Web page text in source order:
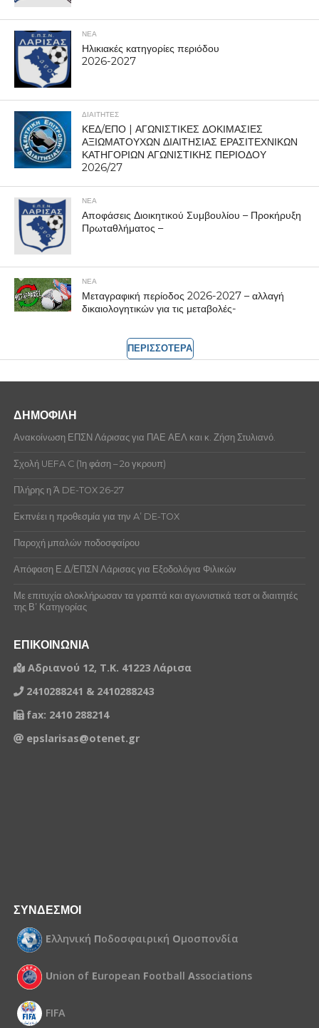
ΝΕΑ
Ηλικιακές κατηγορίες περιόδου
2026-2027
ΔΙΑΙΤΗΤΕΣ
ΚΕΔ/ΕΠΟ | ΑΓΩΝΙΣΤΙΚΕΣ ΔΟΚΙΜΑΣΙΕΣ
ΑΞΙΩΜΑΤΟΥΧΩΝ ΔΙΑΙΤΗΣΙΑΣ ΕΡΑΣΙΤΕΧΝΙΚΩΝ
ΚΑΤΗΓΟΡΙΩΝ ΑΓΩΝΙΣΤΙΚΗΣ ΠΕΡΙΟΔΟΥ
2026/27
ΝΕΑ
Αποφάσεις Διοικητικού Συμβουλίου – Προκήρυξη
Πρωταθλήματος –
ΝΕΑ
Μεταγραφική περίοδος 2026-2027 – αλλαγή
δικαιολογητικών για τις μεταβολές-
ΠΕΡΙΣΣΟΤΕΡΑ
ΔΗΜΟΦΙΛΗ
Ανακοίνωση ΕΠΣΝ Λάρισας για ΠΑΕ ΑΕΛ και κ. Ζήση Στυλιανό.
Σχολή UEFA C (1η φάση – 2ο γκρουπ)
Πλήρης η Ά DE-TOX 26-27
Εκπνέει η προθεσμία για την A’ DE-TOX
Παροχή μπαλών ποδοσφαίρου
Απόφαση Ε.Δ/ΕΠΣΝ Λάρισας για Εξοδολόγια Φιλικών
Με επιτυχία ολοκλήρωσαν τα γραπτά και αγωνιστικά τεστ οι διαιτητές
της Β’ Κατηγορίας
ΕΠΙΚΟΙΝΩΝΙΑ
Αδριανού 12, Τ.Κ. 41223 Λάρισα
2410288241 & 2410288243
fax: 2410 288214
epslarisas@otenet.gr
ΣΥΝΔΕΣΜΟΙ
Ελληνική Ποδοσφαιρική Ομοσπονδία
Union of European Football Associations
FIFA